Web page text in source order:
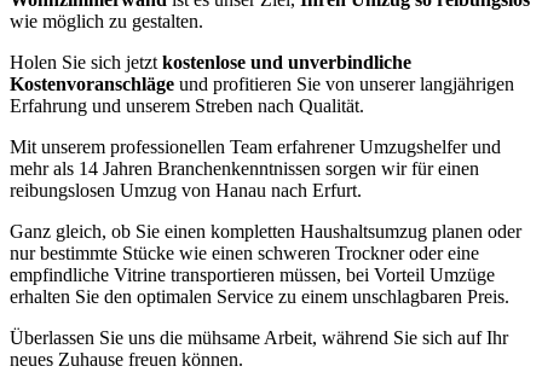
wie möglich zu gestalten.
Holen Sie sich jetzt kostenlose und unverbindliche
Kostenvoranschläge und profitieren Sie von unserer langjährigen
Erfahrung und unserem Streben nach Qualität.
Mit unserem professionellen Team erfahrener Umzugshelfer und
mehr als 14 Jahren Branchenkenntnissen sorgen wir für einen
reibungslosen Umzug von Hanau nach Erfurt.
Ganz gleich, ob Sie einen kompletten Haushaltsumzug planen oder
nur bestimmte Stücke wie einen schweren Trockner oder eine
empfindliche Vitrine transportieren müssen, bei Vorteil Umzüge
erhalten Sie den optimalen Service zu einem unschlagbaren Preis.
Überlassen Sie uns die mühsame Arbeit, während Sie sich auf Ihr
neues Zuhause freuen können.